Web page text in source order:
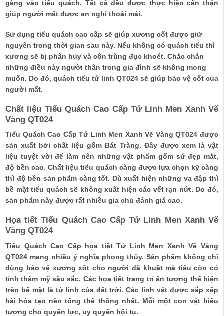
gàng vào tiểu quách. Tất cả đều được thực hiện cẩn thận
giúp người mất được an nghỉ thoải mái.
Sử dụng tiểu quách cao cấp sẽ giúp xương cốt được giữ
nguyên trong thời gian sau này. Nếu không có quách tiểu thì
xương sẽ bị phân hủy và côn trùng đục khoét. Chắc chắn
những điều này người thân trong gia đình sẽ không mong
muốn. Do đó, quách tiểu tứ linh QT024 sẽ giúp bảo vệ cốt của
người mất.
Chất liệu Tiểu Quách Cao Cấp Tứ Linh Men Xanh Vẽ
Vàng QT024
Tiểu Quách Cao Cấp Tứ Linh Men Xanh Vẽ Vàng QT024 được
sản xuất bởi chất liệu gốm Bát Tràng. Đây được xem là vật
liệu tuyệt vời để làm nên những vật phẩm gốm sứ đẹp mắt,
độ bền cao. Chất liệu tiểu quách càng được lựa chọn kỹ càng
thì độ bền sản phẩm càng tốt. Dù xuất hiện những va đập thì
bề mặt tiểu quách sẽ không xuất hiện các vết rạn nứt. Do đó,
sản phẩm này được rất nhiều gia chủ đánh giá cao.
Họa tiết Tiểu Quách Cao Cấp Tứ Linh Men Xanh Vẽ
Vàng QT024
Tiểu Quách Cao Cấp họa tiết Tứ Linh Men Xanh Vẽ Vàng
QT024 mang nhiều ý nghĩa phong thủy. Sản phẩm không chỉ
dùng bảo vệ xương xốt cho người đã khuất mà tiểu còn có
tính thẩm mỹ sâu sắc. Các họa tiết trang trí ấn tượng thể hiện
trên bề mặt là tứ linh của đất trời. Các linh vật được sắp xếp
hài hòa tạo nên tổng thể thống nhất. Mỗi một con vật biểu
tượng cho quyền lực, uy quyền hội tụ.